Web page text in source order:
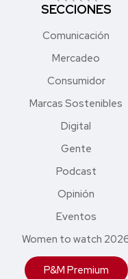
SECCIONES
Comunicación
Mercadeo
Consumidor
Marcas Sostenibles
Digital
Gente
Podcast
Opinión
Eventos
Women to watch
P&M Premium